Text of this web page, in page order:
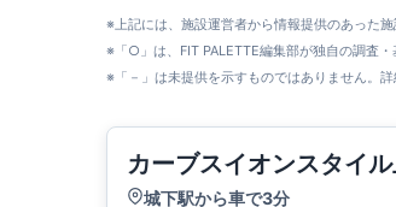
※上記には、施設運営者から情報提供のあった
※「○」は、FIT PALETTE編集部が独自の調査・
※「－」は未提供を示すものではありません。
カーブスイオンスタイ
城下駅から車で3分